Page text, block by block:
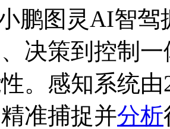
鹏图灵AI智
决策到控制
。感知系统
准捕捉并分析